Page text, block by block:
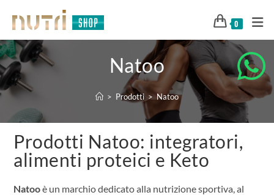
0
Natoo
> Prodotti > Natoo
Prodotti Natoo: integratori,
alimenti proteici e Keto
Natooè un marchio dedicato alla nutrizione sportiva, al